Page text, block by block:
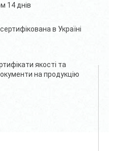
14 днів
в Україні
якості та
на продукцію